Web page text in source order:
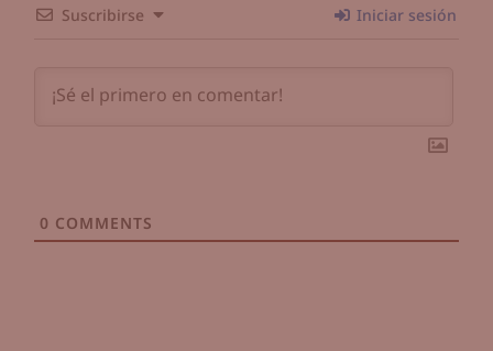
Suscribirse Iniciar sesión
0 COMMENTS